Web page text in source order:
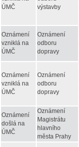
ÚMČ
výstavby
Oznámení
vzniklá na
ÚMČ
Oznámení
odboru
dopravy
Oznámení
vzniklá na
ÚMČ
Oznámení
odboru
dopravy
Oznámení
došlá na
ÚMČ
Oznámení
Magistrátu
hlavního
města Prahy